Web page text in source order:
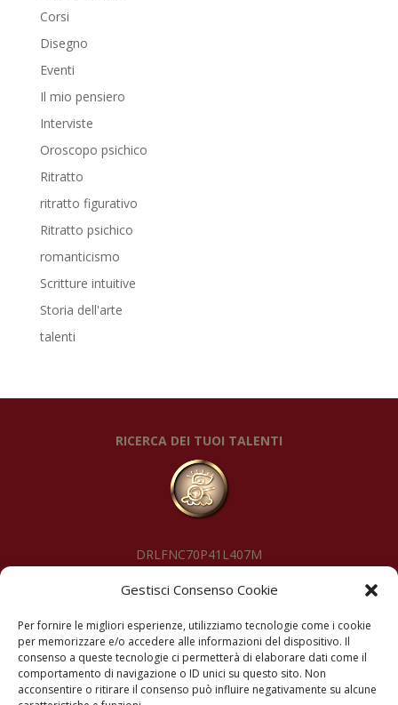
Gestisci Consenso Cookie
Per fornire le migliori esperienze, utilizziamo tecnologie come i cookie
per memorizzare e/o accedere alle informazioni del dispositivo. Il
consenso a queste tecnologie ci permetterà di elaborare dati come il
comportamento di navigazione o ID unici su questo sito. Non
acconsentire o ritirare il consenso può influire negativamente su alcune
Corsi
Disegno
Eventi
Il mio pensiero
Interviste
Oroscopo psichico
Ritratto
ritratto figurativo
Ritratto psichico
romanticismo
Scritture intuitive
Storia dell'arte
talenti
RICERCA DEI TUOI TALENTI
DRLFNC70P41L407M